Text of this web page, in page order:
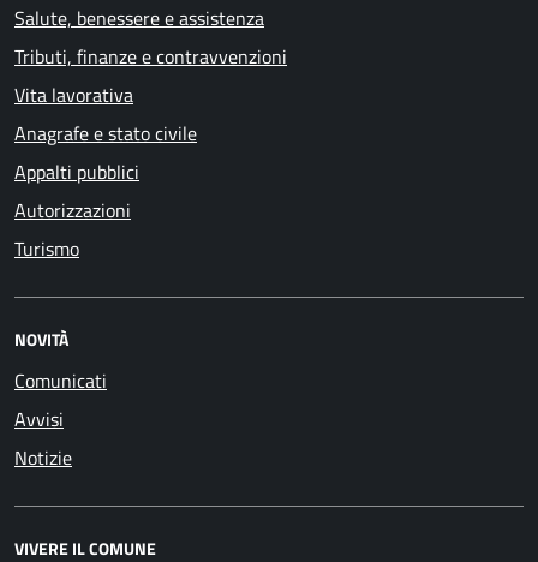
Salute, benessere e assistenza
Tributi, finanze e contravvenzioni
Vita lavorativa
Anagrafe e stato civile
Appalti pubblici
Autorizzazioni
Turismo
NOVITÀ
Comunicati
Avvisi
Notizie
VIVERE IL COMUNE